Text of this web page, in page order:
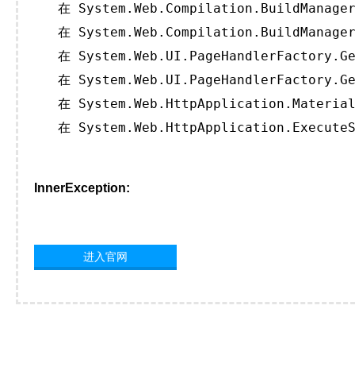
在
在
在
在
在
在
InnerException:
进入官网